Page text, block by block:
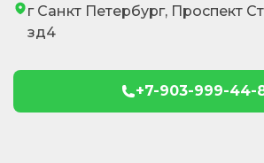
г Санкт Петербург, Проспект
зд4
+7-903-999-44-